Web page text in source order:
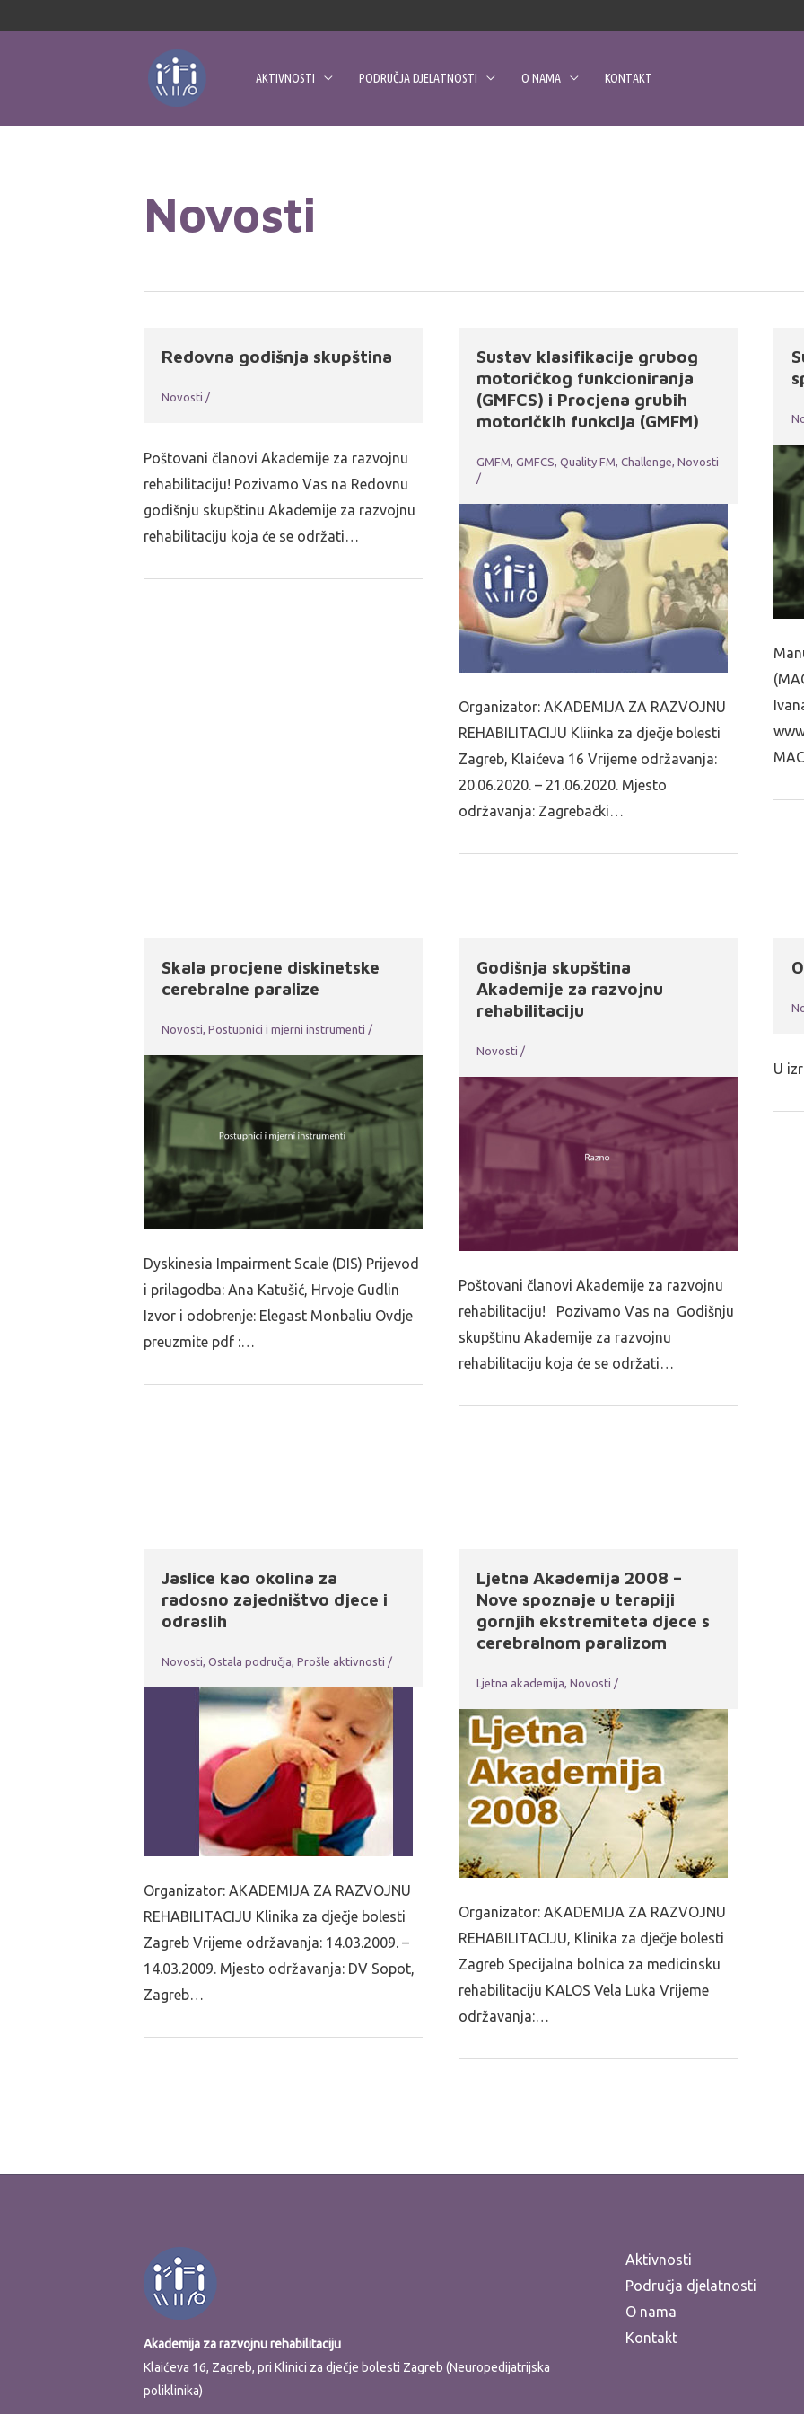
AKTIVNOSTI PODRUČJA DJELATNOSTI O NAMA KONTAKT
Novosti
Redovna godišnja skupština
Novosti /
Poštovani članovi Akademije za razvojnu
rehabilitaciju! Pozivamo Vas na Redovnu
godišnju skupštinu Akademije za razvojnu
rehabilitaciju koja će se održati…
Sustav klasifikacije grubog
motoričkog funkcioniranja
(GMFCS) i Procjena grubih
motoričkih funkcija (GMFM)
GMFM, GMFCS, Quality FM, Challenge,Novosti
/
Organizator: AKADEMIJA ZA RAZVOJNU
REHABILITACIJU Kliinka za dječje bolesti
Zagreb, Klaićeva 16 Vrijeme održavanja:
20.06.2020. – 21.06.2020. Mjesto
održavanja: Zagrebački…
Skala procjene diskinetske
cerebralne paralize
Novosti, Postupnici i mjerni instrumenti /
Dyskinesia Impairment Scale (DIS) Prijevod
i prilagodba: Ana Katušić, Hrvoje Gudlin
Izvor i odobrenje: Elegast Monbaliu Ovdje
preuzmite pdf :…
Godišnja skupština
Akademije za razvojnu
rehabilitaciju
Novosti /
Poštovani članovi Akademije za razvojnu
rehabilitaciju! Pozivamo Vas na Godišnju
skupštinu Akademije za razvojnu
rehabilitaciju koja će se održati…
U
Jaslice kao okolina za
radosno zajedništvo djece i
odraslih
Novosti, Ostala područja, Prošle aktivnosti /
Organizator: AKADEMIJA ZA RAZVOJNU
REHABILITACIJU Klinika za dječje bolesti
Zagreb Vrijeme održavanja: 14.03.2009. –
14.03.2009. Mjesto održavanja: DV Sopot,
Zagreb…
Ljetna Akademija 2008 –
Nove spoznaje u terapiji
gornjih ekstremiteta djece s
cerebralnom paralizom
Ljetna akademija,Novosti /
Organizator: AKADEMIJA ZA RAZVOJNU
REHABILITACIJU, Klinika za dječje bolesti
Zagreb Specijalna bolnica za medicinsku
rehabilitaciju KALOS Vela Luka Vrijeme
održavanja:…
Akademija za razvojnu rehabilitaciju
Klaićeva 16, Zagreb, pri Klinici za dječje bolesti Zagreb (Neuropedijatrijska
poliklinika)
Aktivnosti
Područja djelatnosti
O nama
Kontakt